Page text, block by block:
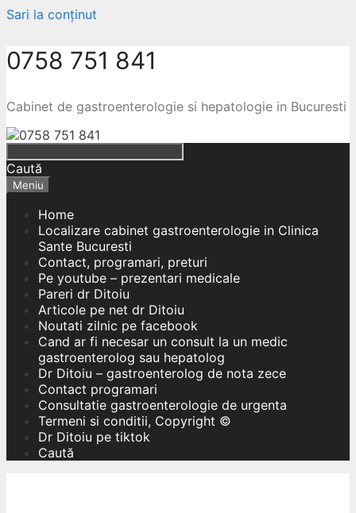
Sari la conținut
0758 751 841
Cabinet de gastroenterologie si hepatologie in Bucuresti
Caută
Meniu
Home
Localizare cabinet gastroenterologie in Clinica
Sante Bucuresti
Contact, programari, preturi
Pe youtube – prezentari medicale
Pareri dr Ditoiu
Articole pe net dr Ditoiu
Noutati zilnic pe facebook
Cand ar fi necesar un consult la un medic
gastroenterolog sau hepatolog
Dr Ditoiu – gastroenterolog de nota zece
Contact programari
Consultatie gastroenterologie de urgenta
Termeni si conditii, Copyright ©
Dr Ditoiu pe tiktok
Caută